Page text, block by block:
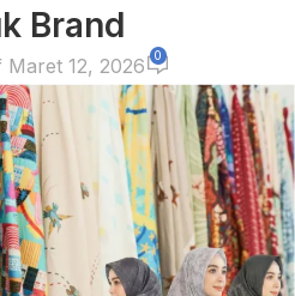
Brand
Maret 12, 2026 0